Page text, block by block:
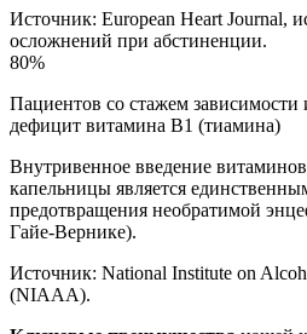
Источник: European Heart Journal,
осложнений при абстиненции.
80%
Пациентов со стажем
дефицит витамина B1 (тиамина)
Внутривенное введение
капельницы является
предотвращения необратимой
Гайе-Вернике).
Источник: National Institute on
(NIAAA).